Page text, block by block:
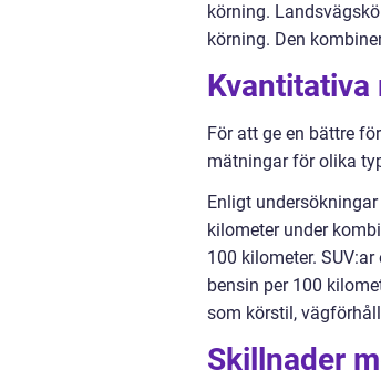
körning.
körning. Den
För att ge en bättre
mätningar för olika
Enligt
kilometer under
100 kilometer.
bensin per 100
som körstil,
Skillnader